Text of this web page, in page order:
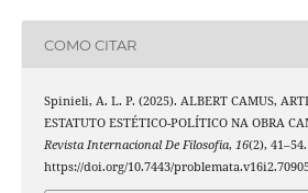
COMO CITAR
Spinieli, A. L. P. (2025). ALBERT CAMUS,
ESTATUTO ESTÉTICO-POLÍTICO NA OBRA
Revista Internacional De Filosofia, 16(2), 41–54.
https://doi.org/10.7443/